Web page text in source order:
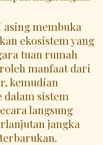
membuka
ekosistem yang
tuan rumah
manfaat dari
kemudian
sistem
langsung
jangka